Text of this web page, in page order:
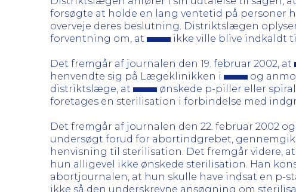
forsøgte at holde en lang ventetid på personer
overveje deres beslutning. Distriktslægen
forventning om, at
ikke ville blive indkaldt
Det fremgår af journalen den 19. februar 2002, at
henvendte sig på Lægeklinikken i
og
distriktslæge, at
ønskede p-piller eller
foretages en sterilisation i forbindelse med
Det fremgår af journalen den 22. februar 2002
undersøgt forud for abortindgrebet,
henvisning til sterilisation. Det fremgår videre,
hun alligevel ikke ønskede sterilisation. Han
abortjournalen, at hun skulle have indsat en p-
ikke så den underskrevne ansøgning om